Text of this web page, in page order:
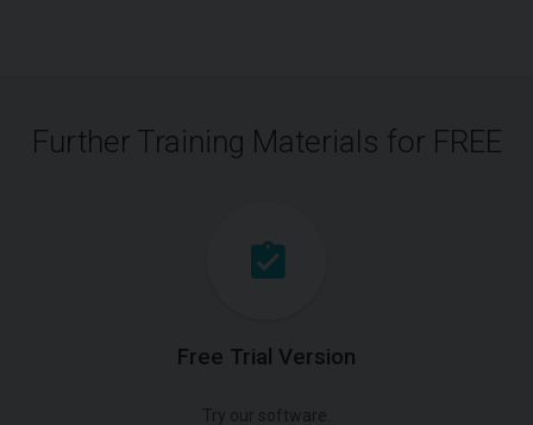
Further Training Materials for FREE
Free Trial Version